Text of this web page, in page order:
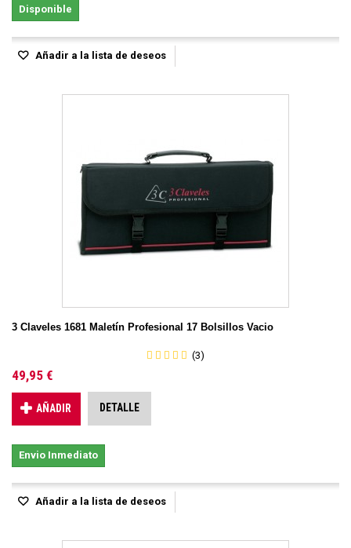
Disponible
Añadir a la lista de deseos
3 Claveles 1681 Maletín Profesional 17 Bolsillos Vacio
(3)
49,95 €
AÑADIR DETALLE
Envio Inmediato
Añadir a la lista de deseos